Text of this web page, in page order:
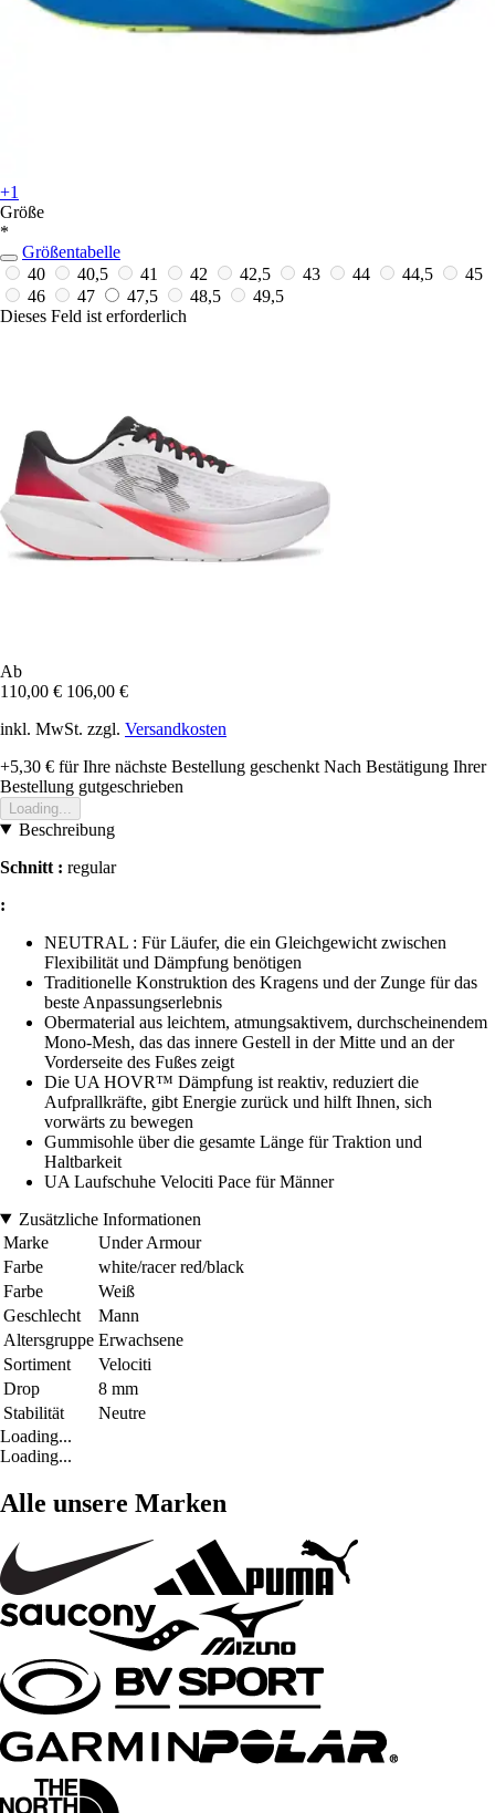
+1
Größe
*
Größentabelle
40
40,5 41 42 42,5 43 44 44,5
45
46
47 47,5 48,5
49,5
Dieses Feld ist erforderlich
Ab
110,00 € 106,00 €
inkl. MwSt. zzgl. Versandkosten
+5,30 € für Ihre nächste Bestellung geschenkt Nach Bestätigung Ihrer
Bestellung gutgeschrieben
Loading...
Beschreibung
Schnitt : regular
:
NEUTRAL : Für Läufer, die ein Gleichgewicht zwischen
Flexibilität und Dämpfung benötigen
Traditionelle Konstruktion des Kragens und der Zunge für das
beste Anpassungserlebnis
Obermaterial aus leichtem, atmungsaktivem, durchscheinendem
Mono-Mesh, das das innere Gestell in der Mitte und an der
Vorderseite des Fußes zeigt
Die UA HOVR™ Dämpfung ist reaktiv, reduziert die
Aufprallkräfte, gibt Energie zurück und hilft Ihnen, sich
vorwärts zu bewegen
Gummisohle über die gesamte Länge für Traktion und
Haltbarkeit
UA Laufschuhe Velociti Pace für Männer
Zusätzliche Informationen
Marke
Under Armour
Farbe
white/racer red/black
Farbe
Weiß
Geschlecht
Mann
Altersgruppe Erwachsene
Sortiment
Velociti
Drop
8 mm
Stabilität
Neutre
Loading...
Loading...
Alle unsere Marken